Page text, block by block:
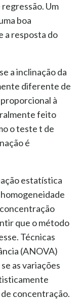
regressão. Um
boa
a resposta do
a inclinação da
diferente de
à
feito
o teste t de
é
estatística
que o método
Técnicas
(ANOVA)
as variações
concentração.